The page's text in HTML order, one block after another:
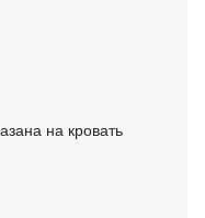
на кровать